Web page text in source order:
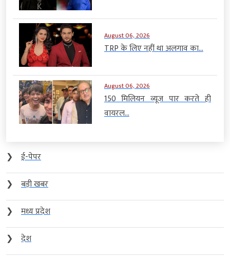
August 06, 2026
TRP के लिए नहीं था अलगाव का...
August 06, 2026
150 मिलियन व्यूज पार करते ही
वायरल...
❯
ई-पेपर
❯
बड़ी खबर
❯
मध्य प्रदेश
❯
देश